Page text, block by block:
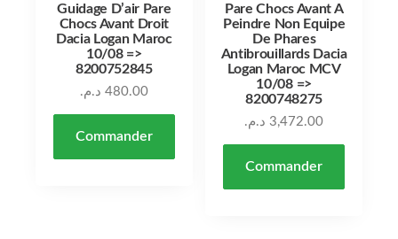
Guidage D’air Pare
Chocs Avant Droit
Dacia Logan Maroc
10/08 =>
8200752845
480.00 د.م.
Commander
Pare Chocs Avant A
Peindre Non Equipe
De Phares
Antibrouillards Dacia
Logan Maroc MCV
10/08 =>
8200748275
3,472.00 د.م.
Commander